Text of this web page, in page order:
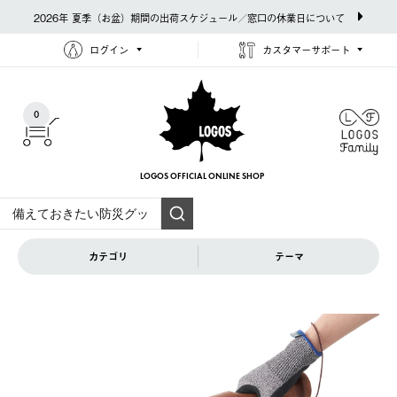
2026年 夏季（お盆）期間の出荷スケジュール／窓口の休業日について
ログイン カスタマーサポート
0
LOGOS OFFICIAL ONLINE SHOP
カテゴリ テーマ